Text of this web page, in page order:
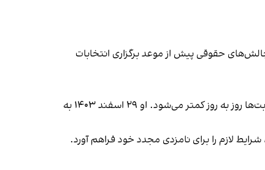
حقوقی پیش از موعد برگزاری انتخابات
به گزارش بلومبرگ، بررسی سایر گزینه‌ها برای نامزدی در انتخابات در شرایطی صورت می‌گیرد که احتمال حضور امام‌اوغلو در این رقابت‌ها روز به روز کمتر می‌شود. او ۲۹ اسفند ۱۴۰۳ به